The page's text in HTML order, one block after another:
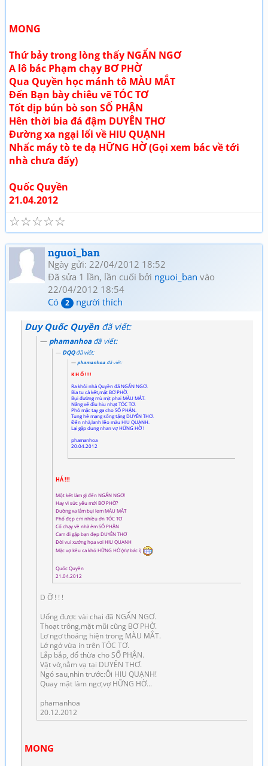
MONG
Thứ bảy trong lòng thấy NGẨN NGƠ
A lô bác Phạm chạy BƠ PHỜ
Qua Quyền học mánh tô MÀU MẮT
Đến Bạn bày chiêu vẽ TÓC TƠ
Tốt dịp bún bò son SỐ PHẬN
Hên thời bia đá đậm DUYÊN THƠ
Đường xa ngại lối về HIU QUẠNH
Nhấc máy tò te dạ HỮNG HỜ (Gọi xem bác về tới
nhà chưa đấy)
Quốc Quyền
21.04.2012
☆
☆
☆
☆
☆
nguoi_ban
Ngày gửi: 22/04/2012 18:52
Đã sửa 1 lần, lần cuối bởi nguoi_ban vào
22/04/2012 18:54
Có
2 người thích
Duy Quốc Quyền đã viết:
phamanhoađã viết:
DQQđã viết:
phamanhoa đã viết:
K H Ổ ! ! !
Ra khỏi nhà Quyền đã NGẨN NGƠ.
Bia tu cả kết,mặt BƠ PHỜ.
Bụi đường mù mịt phai MÀU MẮT.
Nắng xế đìu hiu nhạt TÓC TƠ.
Phó mặc tay ga cho SỐ PHẬN.
Tung hê mạng sống tặng DUYÊN THƠ.
Đến nhà,lanh lẽo màu HIU QUẠNH.
Lại gặp dung nhan vợ HỮNG HỜ !
phamanhoa
20.04.2012
HÁ !!!
Một kết làm gì đến NGẨN NGƠ!
Hay vì sức yếu mới BƠ PHỜ?
Đường xa lắm bụi lem MÀU MẮT
Phố đẹp em nhiều ớn TÓC TƠ
Cố chạy về nhà êm SỐ PHẬN
Cam đi gặp bạn đẹp DUYÊN THƠ
Đời vui xướng họa vơi HIU QUẠNH
Mặc vợ kêu ca khó HỮNG HỜ (Vợ bác í)
Quốc Quyền
21.04.2012
D Ỡ ! ! !
Uống được vài chai đã NGẨN NGƠ.
Thoạt trông,mặt mũi cũng BƠ PHỜ.
Lơ ngơ thoáng hiện trong MÀU MẮT.
Lớ ngớ vừa in trên TÓC TƠ.
Lắp bắp, đổ thừa cho SỐ PHẬN.
Vật vờ,nằm vạ tại DUYÊN THƠ.
Ngó sau,nhìn trước:Ôi HIU QUẠNH!
Quay mặt làm ngơ,vợ HỮNG HỜ...
phamanhoa
20.12.2012
MONG